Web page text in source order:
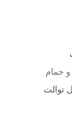
و حمام
توالت